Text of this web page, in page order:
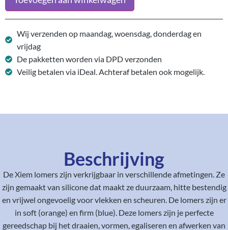
Wij verzenden op maandag, woensdag, donderdag en
vrijdag
De pakketten worden via DPD verzonden
Veilig betalen via iDeal. Achteraf betalen ook mogelijk.
Beschrijving
De Xiem lomers zijn verkrijgbaar in verschillende afmetingen. Ze
zijn gemaakt van silicone dat maakt ze duurzaam, hitte bestendig
en vrijwel ongevoelig voor vlekken en scheuren. De lomers zijn er
in soft (orange) en firm (blue). Deze lomers zijn je perfecte
gereedschap bij het draaien, vormen, egaliseren en afwerken van